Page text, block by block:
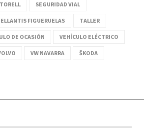
SEGURIDAD VIAL
FIGUERUELAS TALLER
DE OCASIÓN VEHÍCULO ELÉCTRICO
VW NAVARRA ŠKODA